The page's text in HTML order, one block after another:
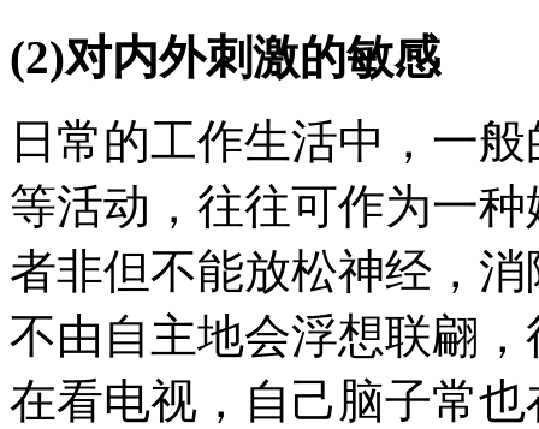
(2)对内外刺激的敏感
日常的工作生活中，一
等活动，往往可作为一
者非但不能放松神经，
不由自主地会浮想联翩
在看电视，自己脑子常